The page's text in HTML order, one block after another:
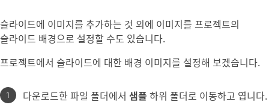
슬라이드에 이미지를 추가하는 것 외에 이미지를 프로젝트의
슬라이드 배경으로 설정할 수도 있습니다.
프로젝트에서 슬라이드에 대한 배경 이미지를 설정해 보겠습니다.
다운로드한 파일 폴더에서 샘플 하위 폴더로 이동하고 엽니다.